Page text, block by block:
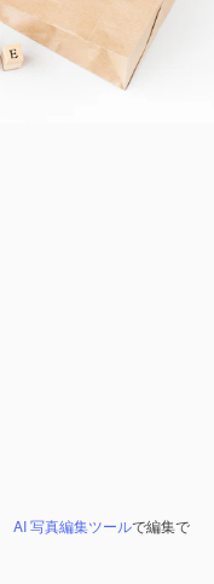
AI 写真編集ツールで編集で